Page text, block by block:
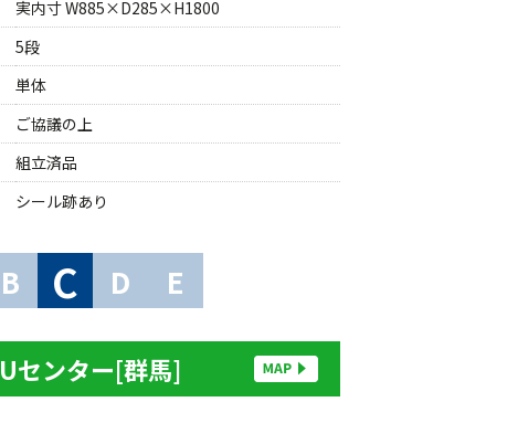
実内寸 W885×D285×H1800
5段
単体
ご協議の上
組立済品
シール跡あり
B C D E
センター[群馬]